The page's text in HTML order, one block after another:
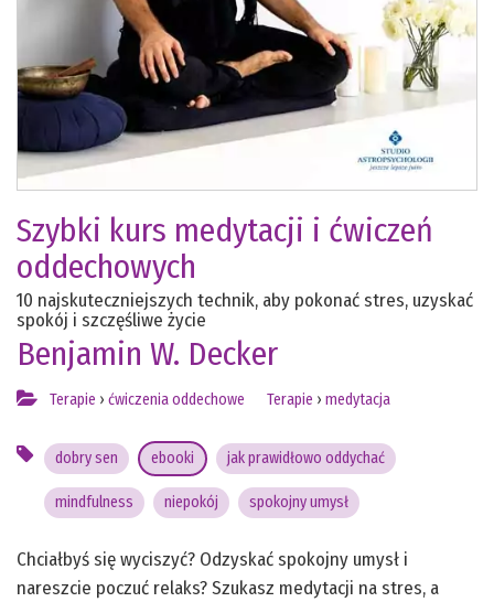
Szybki kurs medytacji i ćwiczeń
oddechowych
10 najskuteczniejszych technik, aby pokonać stres, uzyskać
spokój i szczęśliwe życie
Benjamin W. Decker
Terapie › ćwiczenia oddechowe Terapie › medytacja
dobry sen ebooki jak prawidłowo oddychać
mindfulness niepokój spokojny umysł
Chciałbyś się wyciszyć? Odzyskać spokojny umysł i
nareszcie poczuć relaks? Szukasz medytacji na stres, a